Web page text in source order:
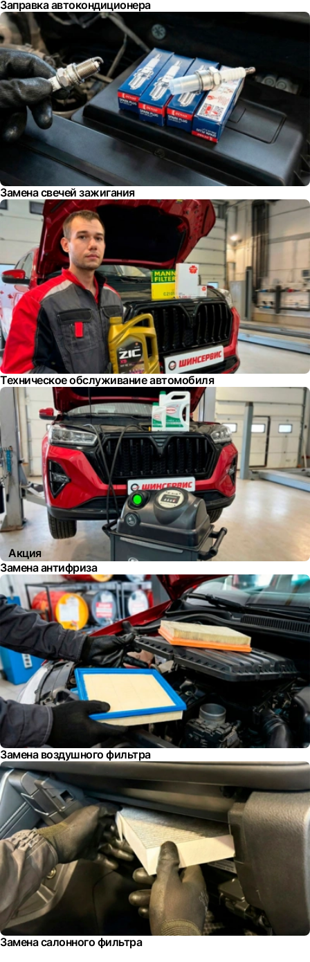
Заправка автокондиционера
Замена свечей зажигания
Техническое обслуживание автомобиля
Акция
Замена антифриза
Замена воздушного фильтра
Замена салонного фильтра